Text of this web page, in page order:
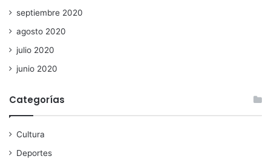
septiembre 2020
agosto 2020
julio 2020
junio 2020
Categorías
Cultura
Deportes